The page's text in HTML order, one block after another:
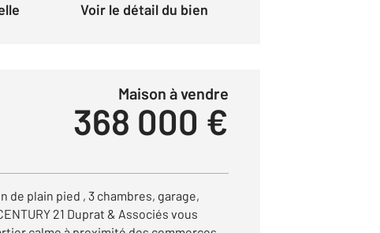
Voir le détail du bien
Maison à vendre
368 000 €
de plain pied , 3 chambres, garage,
21 Duprat & Associés vous